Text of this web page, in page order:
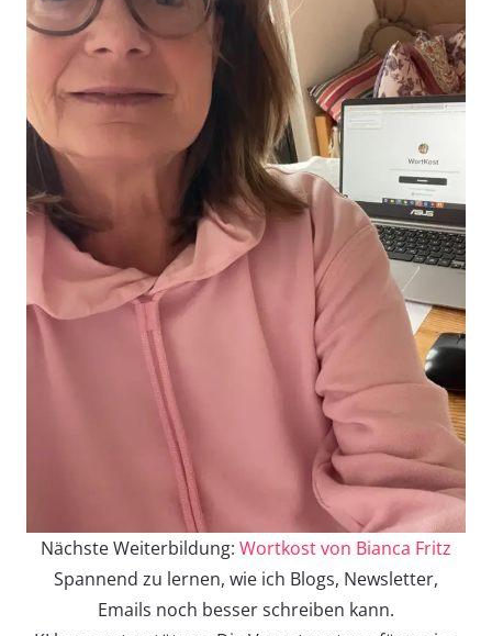
Nächste Weiterbildung: Wortkost von Bianca Fritz
Spannend zu lernen, wie ich Blogs, Newsletter,
Emails noch besser schreiben kann.